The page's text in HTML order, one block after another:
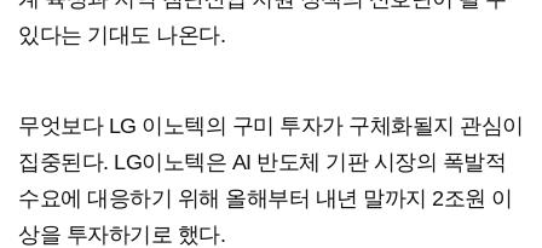
있다는 기대도 나온다.
무엇보다 LG 이노텍의 구미 투자가 구체화될지 관심이
집중된다. LG이노텍은 AI 반도체 기판 시장의 폭발적
수요에 대응하기 위해 올해부터 내년 말까지 2조원 이
상을 투자하기로 했다.